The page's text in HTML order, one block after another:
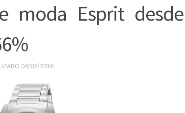
moda Esprit
04/02/2016